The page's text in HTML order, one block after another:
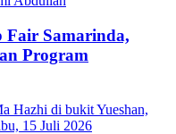
Fair Samarinda,
Program